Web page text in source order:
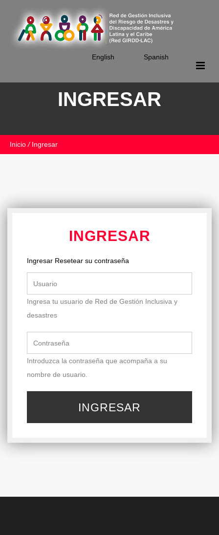
English
Spanish
INGRESAR
Inicio/ Ingresar
INGRESAR
PRIMARY
TABS
Ingresar (active
tab)
Resetear su contraseña
Ingresa tu usuario de Red de Gestión Inclusiva y
desastres
Introduzca la contraseña que acompaña a su
nombre de usuario.